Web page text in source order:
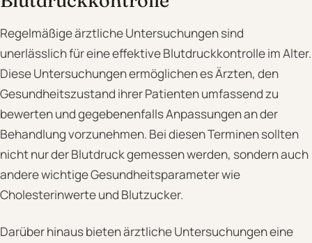
Regelmäßige ärztliche Untersuchungen sind
unerlässlich für eine effektive Blutdruckkontrolle im Alter.
Diese Untersuchungen ermöglichen es Ärzten, den
Gesundheitszustand ihrer Patienten umfassend zu
bewerten und gegebenenfalls Anpassungen an der
Behandlung vorzunehmen. Bei diesen Terminen sollten
nicht nur der Blutdruck gemessen werden, sondern auch
andere wichtige Gesundheitsparameter wie
Cholesterinwerte und Blutzucker.
Darüber hinaus bieten ärztliche Untersuchungen eine